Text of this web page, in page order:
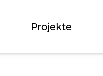
Projekte